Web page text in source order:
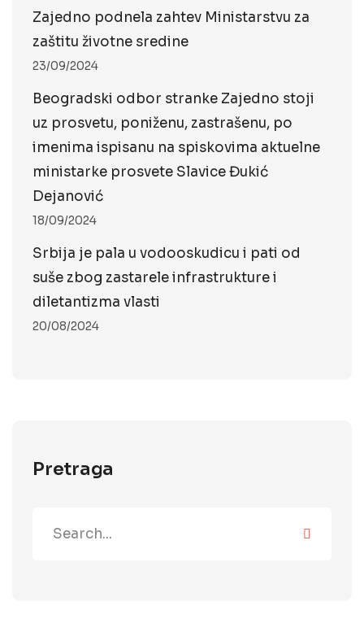
Zajedno podnela zahtev Ministarstvu za
zaštitu životne sredine
23/09/2024
Beogradski odbor stranke Zajedno stoji
uz prosvetu, poniženu, zastrašenu, po
imenima ispisanu na spiskovima aktuelne
ministarke prosvete Slavice Đukić
Dejanović
18/09/2024
Srbija je pala u vodooskudicu i pati od
suše zbog zastarele infrastrukture i
diletantizma vlasti
20/08/2024
Pretraga